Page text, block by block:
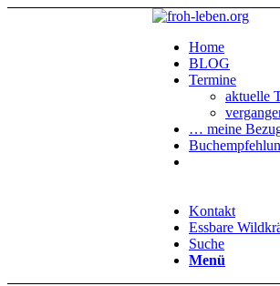
Home
BLOG
Termine
aktuelle
… meine
Kontakt
Essbare
Suche
Menü